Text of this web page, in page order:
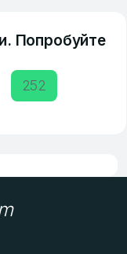
Попробуйте
252